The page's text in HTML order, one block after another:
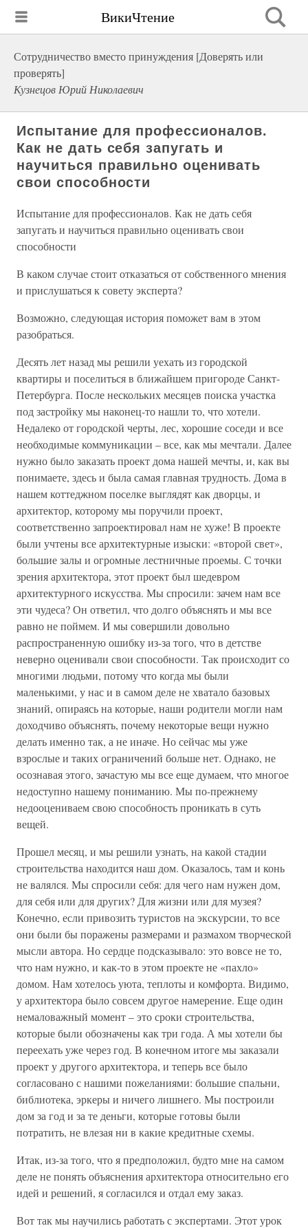
ВикиЧтение
Сотрудничество вместо принуждения [Доверять или
проверять]
Кузнецов Юрий Николаевич
Испытание для профессионалов.
Как не дать себя запугать и
научиться правильно оценивать
свои способности
Испытание для профессионалов. Как не дать себя
запугать и научиться правильно оценивать свои
способности
В каком случае стоит отказаться от собственного мнения
и прислушаться к совету эксперта?
Возможно, следующая история поможет вам в этом
разобраться.
Десять лет назад мы решили уехать из городской
квартиры и поселиться в ближайшем пригороде Санкт-
Петербурга. После нескольких месяцев поиска участка
под застройку мы наконец-то нашли то, что хотели.
Недалеко от городской черты, лес, хорошие соседи и все
необходимые коммуникации – все, как мы мечтали. Далее
нужно было заказать проект дома нашей мечты, и, как вы
понимаете, здесь и была самая главная трудность. Дома в
нашем коттеджном поселке выглядят как дворцы, и
архитектор, которому мы поручили проект,
соответственно запроектировал нам не хуже! В проекте
были учтены все архитектурные изыски: «второй свет»,
большие залы и огромные лестничные проемы. С точки
зрения архитектора, этот проект был шедевром
архитектурного искусства. Мы спросили: зачем нам все
эти чудеса? Он ответил, что долго объяснять и мы все
равно не поймем. И мы совершили довольно
распространенную ошибку из-за того, что в детстве
неверно оценивали свои способности. Так происходит со
многими людьми, потому что когда мы были
маленькими, у нас и в самом деле не хватало базовых
знаний, опираясь на которые, наши родители могли нам
доходчиво объяснять, почему некоторые вещи нужно
делать именно так, а не иначе. Но сейчас мы уже
взрослые и таких ограничений больше нет. Однако, не
осознавая этого, зачастую мы все еще думаем, что многое
недоступно нашему пониманию. Мы по-прежнему
недооцениваем свою способность проникать в суть
вещей.
Прошел месяц, и мы решили узнать, на какой стадии
строительства находится наш дом. Оказалось, там и конь
не валялся. Мы спросили себя: для чего нам нужен дом,
для себя или для других? Для жизни или для музея?
Конечно, если привозить туристов на экскурсии, то все
они были бы поражены размерами и размахом творческой
мысли автора. Но сердце подсказывало: это вовсе не то,
что нам нужно, и как-то в этом проекте не «пахло»
домом. Нам хотелось уюта, теплоты и комфорта. Видимо,
у архитектора было совсем другое намерение. Еще один
немаловажный момент – это сроки строительства,
которые были обозначены как три года. А мы хотели бы
переехать уже через год. В конечном итоге мы заказали
проект у другого архитектора, и теперь все было
согласовано с нашими пожеланиями: большие спальни,
библиотека, эркеры и ничего лишнего. Мы построили
дом за год и за те деньги, которые готовы были
потратить, не влезая ни в какие кредитные схемы.
Итак, из-за того, что я предположил, будто мне на самом
деле не понять объяснения архитектора относительно его
идей и решений, я согласился и отдал ему заказ.
Вот так мы научились работать с экспертами. Этот урок